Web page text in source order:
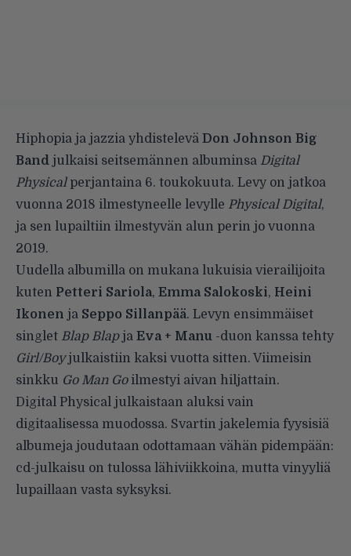
Hiphopia ja jazzia yhdistelevä Don Johnson Big
Band julkaisi seitsemännen albuminsa Digital
Physicalperjantaina 6. toukokuuta. Levy on jatkoa
vuonna 2018 ilmestyneelle levylle Physical Digital,
ja sen lupailtiin ilmestyvän alun perin jo vuonna
2019.
Uudella albumilla on mukana lukuisia vierailijoita
kuten Petteri Sariola, Emma Salokoski, Heini
Ikonen ja Seppo Sillanpää. Levyn ensimmäiset
singlet Blap Blapja Eva + Manu -duon kanssa tehty
Girl/Boyjulkaistiin kaksi vuotta sitten. Viimeisin
sinkku Go Man Goilmestyi aivan hiljattain.
Digital Physical julkaistaan aluksi vain
digitaalisessa muodossa. Svartin jakelemia fyysisiä
albumeja joudutaan odottamaan vähän pidempään:
cd-julkaisu on tulossa lähiviikkoina, mutta vinyyliä
lupaillaan vasta syksyksi.